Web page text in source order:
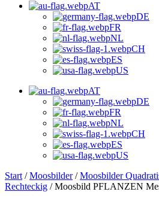
AT
DE
FR
NL
CH
ES
US
AT
DE
FR
NL
CH
ES
US
Start /Moosbilder/Moosbilder
Rechteckig / Moosbild PFLANZEN